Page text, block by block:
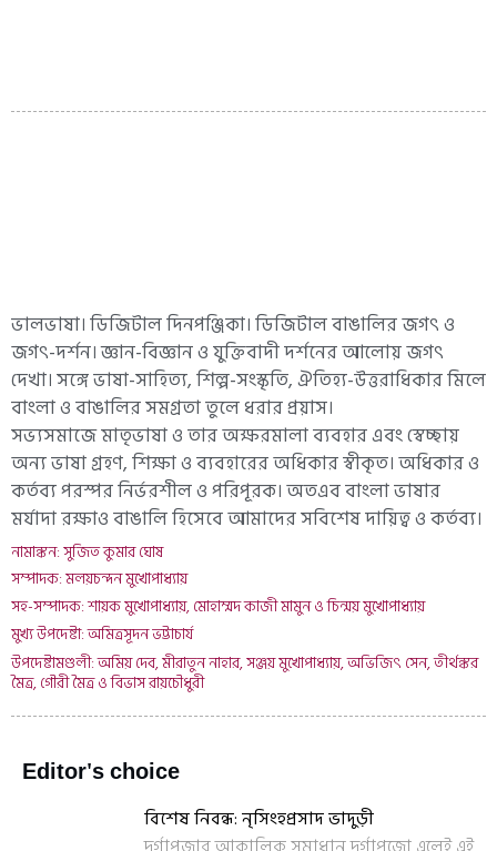
ভালভাষা। ডিজিটাল দিনপঞ্জিকা। ডিজিটাল বাঙালির জগৎ ও
জগৎ-দর্শন। জ্ঞান-বিজ্ঞান ও যুক্তিবাদী দর্শনের আলোয় জগৎ
দেখা। সঙ্গে ভাষা-সাহিত্য, শিল্প-সংস্কৃতি, ঐতিহ্য-উত্তরাধিকার মিলে
বাংলা ও বাঙালির সমগ্রতা তুলে ধরার প্রয়াস।
সভ্যসমাজে মাতৃভাষা ও তার অক্ষরমালা ব্যবহার এবং স্বেচ্ছায়
অন্য ভাষা গ্রহণ, শিক্ষা ও ব্যবহারের অধিকার স্বীকৃত। অধিকার ও
কর্তব্য পরস্পর নির্ভরশীল ও পরিপূরক। অতএব বাংলা ভাষার
মর্যাদা রক্ষাও বাঙালি হিসেবে আমাদের সবিশেষ দায়িত্ব ও কর্তব্য।
নামাঙ্কন: সুজিত কুমার ঘোষ
সম্পাদক: মলয়চন্দন মুখোপাধ্যায়
সহ-সম্পাদক: শায়ক মুখোপাধ্যায়, মোহাম্মদ কাজী মামুন ও চিন্ময় মুখোপাধ্যায়
মুখ্য উপদেষ্টা: অমিত্রসূদন ভট্টাচার্য
উপদেষ্টামণ্ডলী: অমিয় দেব, মীরাতুন নাহার, সঞ্জয় মুখোপাধ্যায়, অভিজিৎ সেন, তীর্থঙ্কর
মৈত্র, গৌরী মৈত্র ও বিভাস রায়চৌধুরী
Editor's choice
বিশেষ নিবন্ধ: নৃসিংহপ্রসাদ ভাদুড়ী